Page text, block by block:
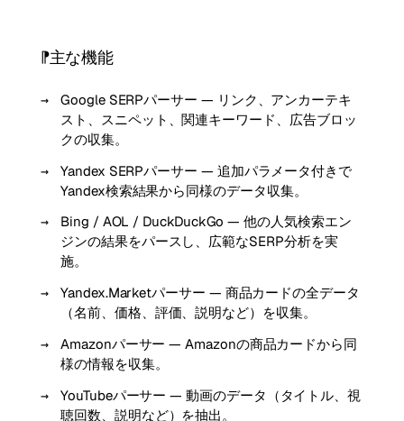
主な機能
Google SERPパーサー — リンク、アンカーテキ
スト、スニペット、関連キーワード、広告ブロッ
クの収集。
Yandex SERPパーサー — 追加パラメータ付きで
Yandex検索結果から同様のデータ収集。
Bing / AOL / DuckDuckGo — 他の人気検索エン
ジンの結果をパースし、広範なSERP分析を実
施。
Yandex.Marketパーサー — 商品カードの全データ
（名前、価格、評価、説明など）を収集。
Amazonパーサー — Amazonの商品カードから同
様の情報を収集。
YouTubeパーサー — 動画のデータ（タイトル、視
聴回数、説明など）を抽出。